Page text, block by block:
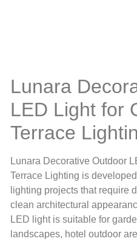
Lunara
LED Light for
Terrace
Lunara Decorative Outdoor
Terrace Lighting is
lighting projects that require
clean architectural
LED light is suitable for
landscapes, hotel outdoor